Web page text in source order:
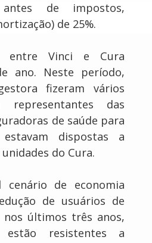
de impostos,
de 25%.
entre Vinci e Cura
ano. Neste período,
fizeram vários
representantes das
de saúde para
dispostas a
do Cura.
de economia
de usuários de
nos últimos três anos,
estão resistentes a